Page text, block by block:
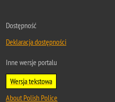
Dostępność
Deklaracja dostępności
Inne wersje portalu
Wersja tekstowa
About Polish Police